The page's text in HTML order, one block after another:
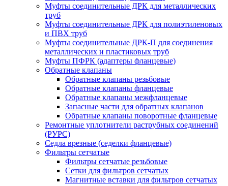
Муфты соединительные ДРК для металлических
труб
Муфты соединительные ДРК для полиэтиленовых
и ПВХ труб
Муфты соединительные ДРК-П для соединения
металлических и пластиковых труб
Муфты ПФРК (адаптеры фланцевые)
Обратные клапаны
Обратные клапаны резьбовые
Обратные клапаны фланцевые
Обратные клапаны межфланцевые
Запасные части для обратных клапанов
Обратные клапаны поворотные фланцевые
Ремонтные уплотнители раструбных соединений
(РУРС)
Седла врезные (седелки фланцевые)
Фильтры сетчатые
Фильтры сетчатые резьбовые
Сетки для фильтров сетчатых
Магнитные вставки для фильтров сетчатых